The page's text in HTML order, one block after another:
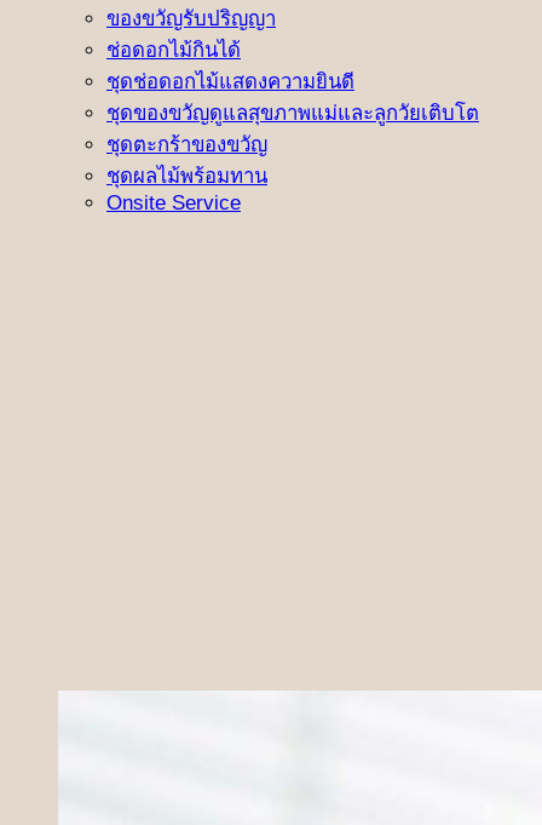
ของขวัญรับปริญญา
ช่อดอกไม้กินได้
ชุดช่อดอกไม้แสดงความยินดี
ชุดของขวัญดูแลสุขภาพแม่และลูกวัยเติบโต
ชุดตะกร้าของขวัญ
ชุดผลไม้พร้อมทาน
Onsite Service